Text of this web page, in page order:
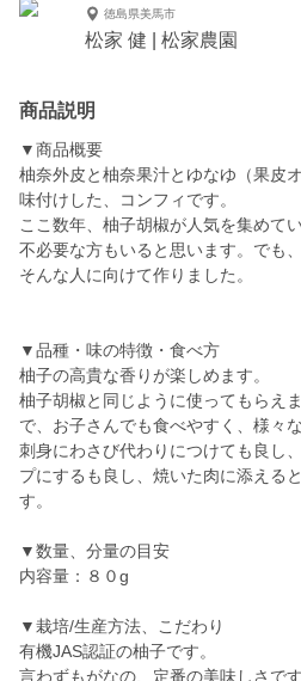
徳島県美馬市
松家 健 | 松家農園
商品説明
▼商品概要
柚奈外皮と柚奈果汁とゆなゆ（果皮
味付けした、コンフィです。
ここ数年、柚子胡椒が人気を集めて
不必要な方もいると思います。でも
そんな人に向けて作りました。
▼品種・味の特徴・食べ方
柚子の高貴な香りが楽しめます。
柚子胡椒と同じように使ってもらえ
で、お子さんでも食べやすく、様々
刺身にわさび代わりにつけても良し
プにするも良し、焼いた肉に添える
す。
▼数量、分量の目安
内容量：８０g
▼栽培/生産方法、こだわり
有機JAS認証の柚子です。
言わずもがなの、定番の美味しさです